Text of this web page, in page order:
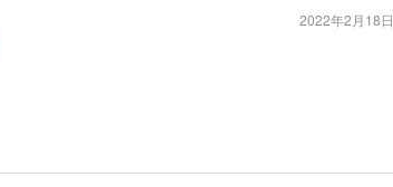
2022年2月18日